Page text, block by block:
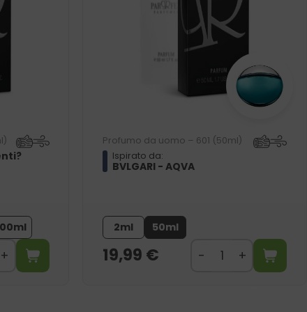
Profumo da uomo – 601 (50ml)
Ispirato da:
BVLGARI - AQVA
2ml 50ml
19,99 €